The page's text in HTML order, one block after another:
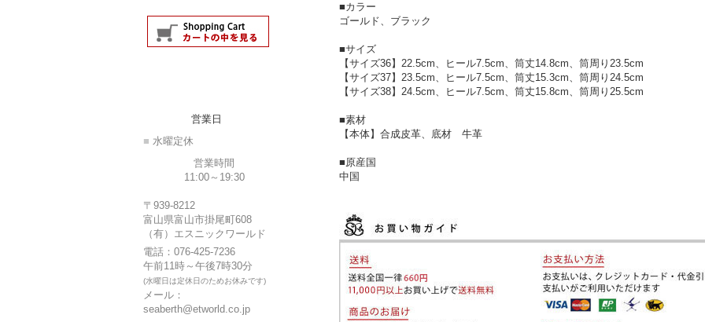
営業日
■ 水曜定休
営業時間
11:00～19:30
〒939-8212
富山県富山市掛尾町608
（有）エスニックワールド
電話：076-425-7236
午前11時～午後7時30分
(水曜日は定休日のためお休みです)
メール：
seaberth@etworld.co.jp
■カラー
ゴールド、ブラック
■サイズ
【サイズ36】22.5cm、ヒール7.5cm、筒丈14.8cm、筒周り23.5cm
【サイズ37】23.5cm、ヒール7.5cm、筒丈15.3cm、筒周り24.5cm
【サイズ38】24.5cm、ヒール7.5cm、筒丈15.8cm、筒周り25.5cm
■素材
【本体】合成皮革、底材 牛革
■原産国
中国